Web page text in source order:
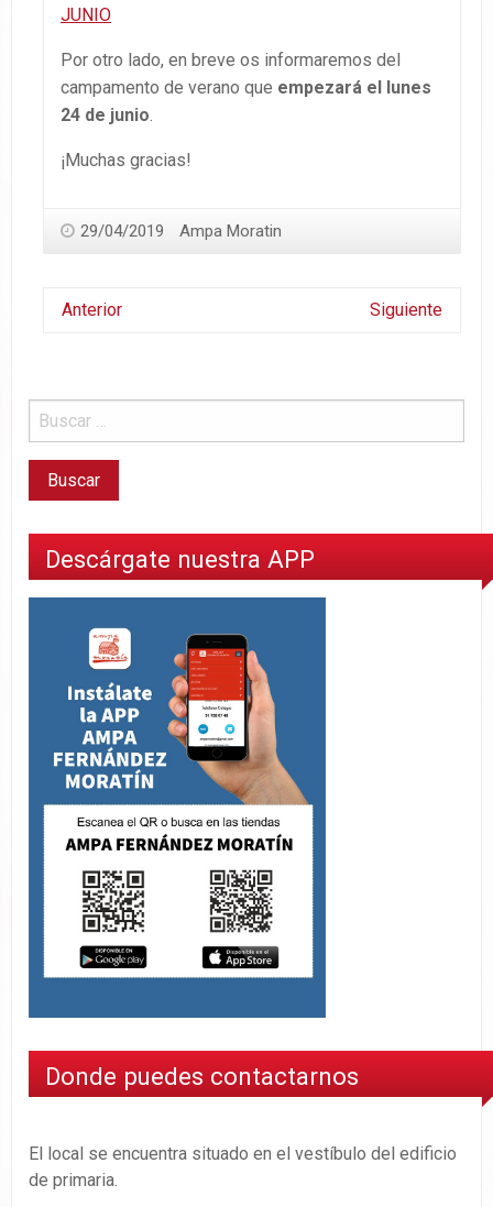
JUNIO
Por otro lado, en breve os informaremos del
campamento de verano que empezará el lunes
24 de junio
¡Muchas gracias!
29/04/2019 Ampa Moratin
Anterior Siguiente
Descárgate nuestra APP
Donde puedes contactarnos
El local se encuentra situado en el vestíbulo del edificio
de primaria.